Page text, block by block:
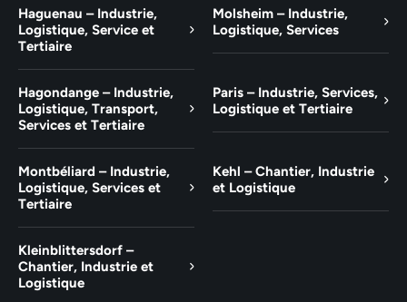
Haguenau – Industrie,
Logistique, Service et
Tertiaire
Molsheim – Industrie,
Logistique, Services
Hagondange – Industrie,
Logistique, Transport,
Services et Tertiaire
Paris – Industrie, Services,
Logistique et Tertiaire
Montbéliard – Industrie,
Logistique, Services et
Tertiaire
Kehl – Chantier, Industrie
et Logistique
Kleinblittersdorf –
Chantier, Industrie et
Logistique